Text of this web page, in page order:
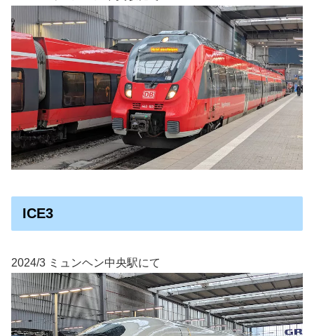
ICE3
2024/3 ミュンヘン中央駅にて